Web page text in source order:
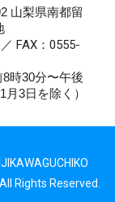
山梨県南都留
FAX：0555-
時30分〜午後
3日を除く）
Rights Reserved.